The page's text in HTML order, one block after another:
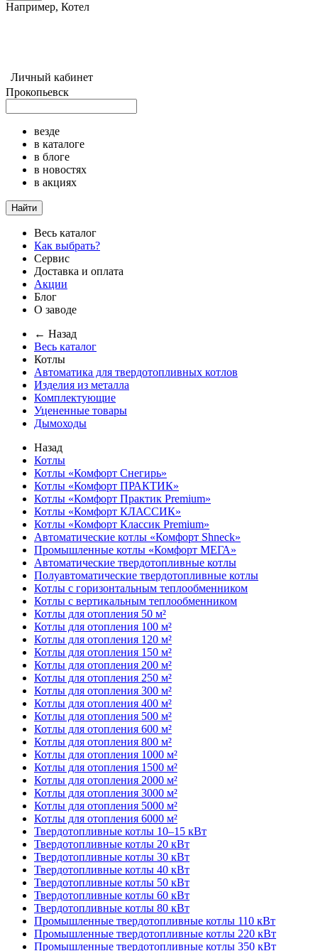
Например, Котел
Личный кабинет
Прокопьевск
везде
в каталоге
в блоге
в новостях
в акциях
Найти
Весь каталог
Как выбрать?
Сервис
Доставка и оплата
Акции
Блог
О заводе
← Назад
Весь каталог
Котлы
Автоматика для твердотопливных котлов
Изделия из металла
Комплектующие
Уцененные товары
Дымоходы
Назад
Котлы
Котлы «Комфорт Снегирь»
Котлы «Комфорт ПРАКТИК»
Котлы «Комфорт Практик Premium»
Котлы «Комфорт КЛАССИК»
Котлы «Комфорт Классик Premium»
Автоматические котлы «Комфорт Shneck»
Промышленные котлы «Комфорт МЕГА»
Автоматические твердотопливные котлы
Полуавтоматические твердотопливные котлы
Котлы с горизонтальным теплообменником
Котлы с вертикальным теплообменником
Котлы для отопления 50 м²
Котлы для отопления 100 м²
Котлы для отопления 120 м²
Котлы для отопления 150 м²
Котлы для отопления 200 м²
Котлы для отопления 250 м²
Котлы для отопления 300 м²
Котлы для отопления 400 м²
Котлы для отопления 500 м²
Котлы для отопления 600 м²
Котлы для отопления 800 м²
Котлы для отопления 1000 м²
Котлы для отопления 1500 м²
Котлы для отопления 2000 м²
Котлы для отопления 3000 м²
Котлы для отопления 5000 м²
Котлы для отопления 6000 м²
Твердотопливные котлы 10–15 кВт
Твердотопливные котлы 20 кВт
Твердотопливные котлы 30 кВт
Твердотопливные котлы 40 кВт
Твердотопливные котлы 50 кВт
Твердотопливные котлы 60 кВт
Твердотопливные котлы 80 кВт
Промышленные твердотопливные котлы 110 кВт
Промышленные твердотопливные котлы 220 кВт
Промышленные твердотопливные котлы 350 кВт